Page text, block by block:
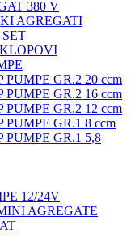
380 V
AGREGATI
GR.2 20 ccm
GR.2 16 ccm
GR.2 12 ccm
GR.1 8 ccm
GR.1 5,8
12/24V
AGREGATE